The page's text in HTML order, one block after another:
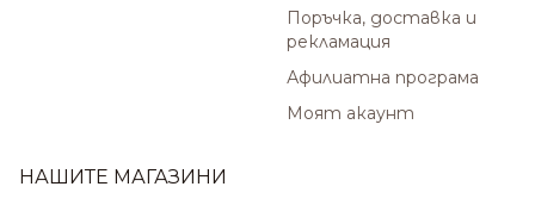
Поръчка, доставка и
рекламация
Афилиатна програма
Моят акаунт
НАШИТЕ МАГАЗИНИ